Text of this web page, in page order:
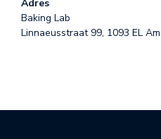
Adres
Baking Lab
Linnaeusstraat 99, 1093 EL